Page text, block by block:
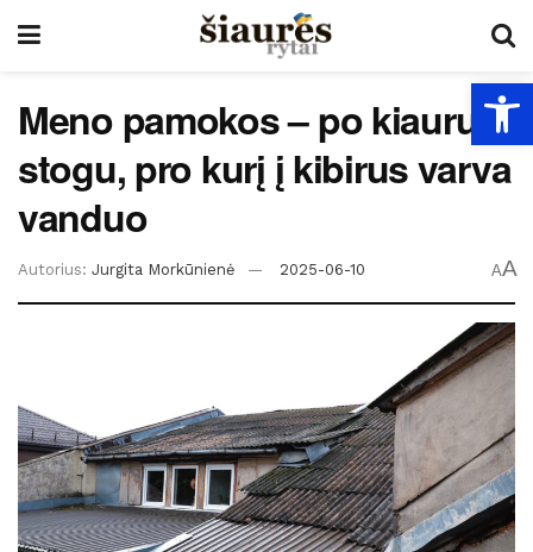
Meno pamokos – po kiauru
stogu, pro kurį į kibirus varva
vanduo
Autorius: Jurgita Morkūnienė 2025-06-10 AA